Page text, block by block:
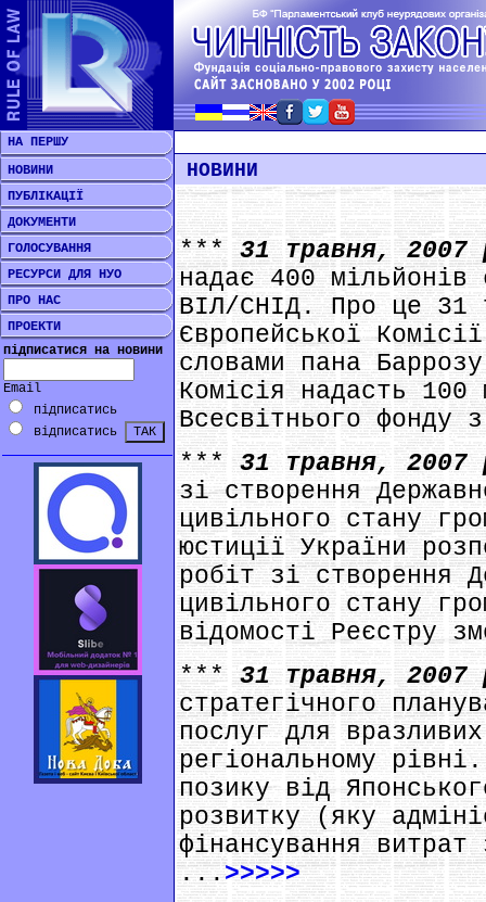
НА ПЕРШУ
НОВИНИ
ПУБЛІКАЦІЇ
ДОКУМЕНТИ
ГОЛОСУВАННЯ
РЕСУРСИ ДЛЯ НУО
ПРО НАС
ПРОЕКТИ
підписатися на новини
Email
підписатись
відписатись
НОВИНИ
***31 травня,
надає 400
ВІЛ/CНІД. Про це 31
Європейської
словами пана
Комісія надасть 100
Всесвітнього
***31 травня,
зі створення
цивільного стану
юстиції України
робіт зі створення
цивільного стану
відомості Реєстру
***31 травня,
стратегічного
послуг для
регіональному
позику від
розвитку (яку
фінансування
...>>>>>